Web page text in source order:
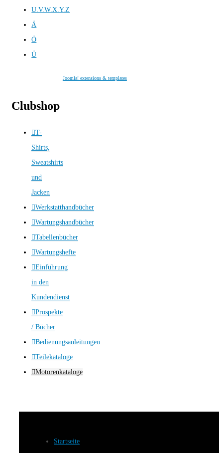
U.V.W.X.Y.Z
Ä
Ö
Ü
Joomla! extensions & templates
Clubshop
T-
Shirts,
Sweatshirts
und
Jacken
Werkstatthandbücher
Wartungshandbücher
Tabellenbücher
Wartungshefte
Einführung
in den
Kundendienst
Prospekte
/ Bücher
Bedienungsanleitungen
Teilekataloge
Motorenkataloge
Startseite